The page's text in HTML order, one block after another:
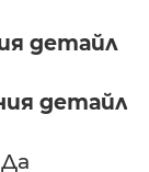
детайл
детайл
Да